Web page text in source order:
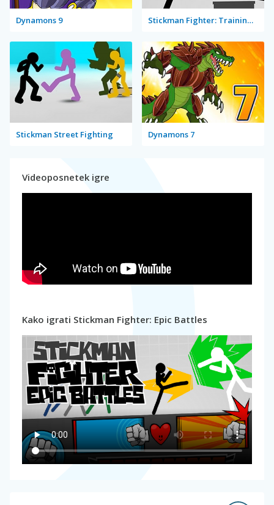
Dynamons 9 Stickman Fighter: Training Camp
Stickman Street Fighting Dynamons 7
Videoposnetek igre
Kako igrati Stickman Fighter: Epic Battles